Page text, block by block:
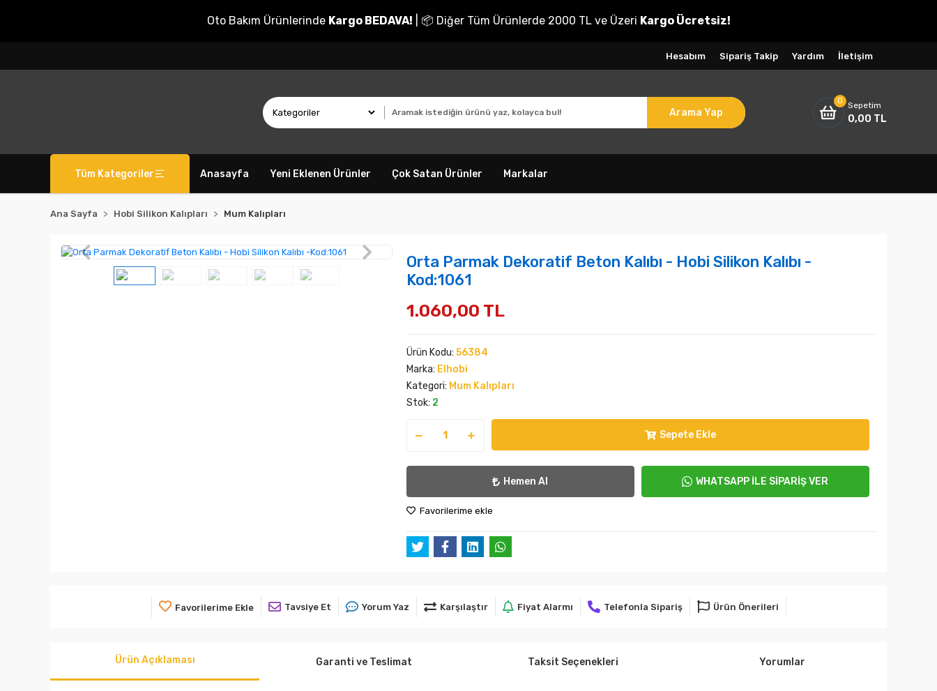
Oto Bakım Ürünlerinde Kargo BEDAVA! | 📦 Diğer Tüm Ürünlerde 2000 TL ve Üzeri Kargo Ücretsiz!
Hesabım Sipariş Takip Yardım İletişim
Arama Yap
0 Sepetim
0,00 TL
Tüm Kategoriler Anasayfa Yeni Eklenen Ürünler Çok Satan Ürünler Markalar
Ana Sayfa Hobi Silikon Kalıpları Mum Kalıpları
Orta Parmak Dekoratif Beton Kalıbı - Hobi Silikon Kalıbı -
Kod:1061
1.060,00 TL
Ürün Kodu: 56384
Marka: Elhobi
Kategori: Mum Kalıpları
Stok: 2
Sepete Ekle
Hemen Al WHATSAPP İLE SİPARİŞ VER
Favorilerime ekle
Favorilerime Ekle Tavsiye Et Yorum Yaz Karşılaştır Fiyat Alarmı Telefonla Sipariş Ürün Önerileri
Ürün Açıklaması Garanti ve Teslimat Taksit Seçenekleri Yorumlar